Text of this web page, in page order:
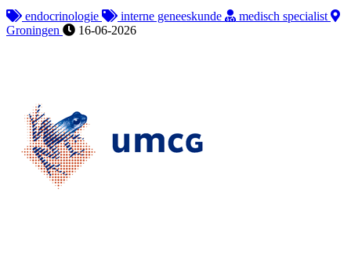
endocrinologie
interne geneeskunde
medisch specialist
Groningen
16-06-2026